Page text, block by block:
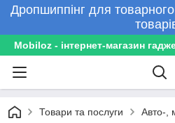
Дропшиппінг для
Mobiloz - інтернет-магазин
Товари та послуги Авто-,